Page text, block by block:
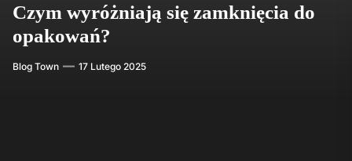
Czym wyróżniają się zamknięcia do
opakowań?
Blog Town 17 Lutego 2025